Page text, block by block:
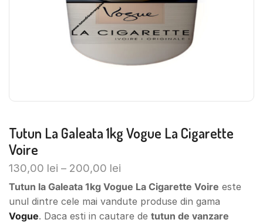
Tutun La Galeata 1kg Vogue La Cigarette
Voire
130,00 lei – 200,00 lei
Tutun la Galeata 1kg Vogue La Cigarette Voire este
unul dintre cele mai vandute produse din gama
Vogue. Daca esti in cautare de tutun de vanzare